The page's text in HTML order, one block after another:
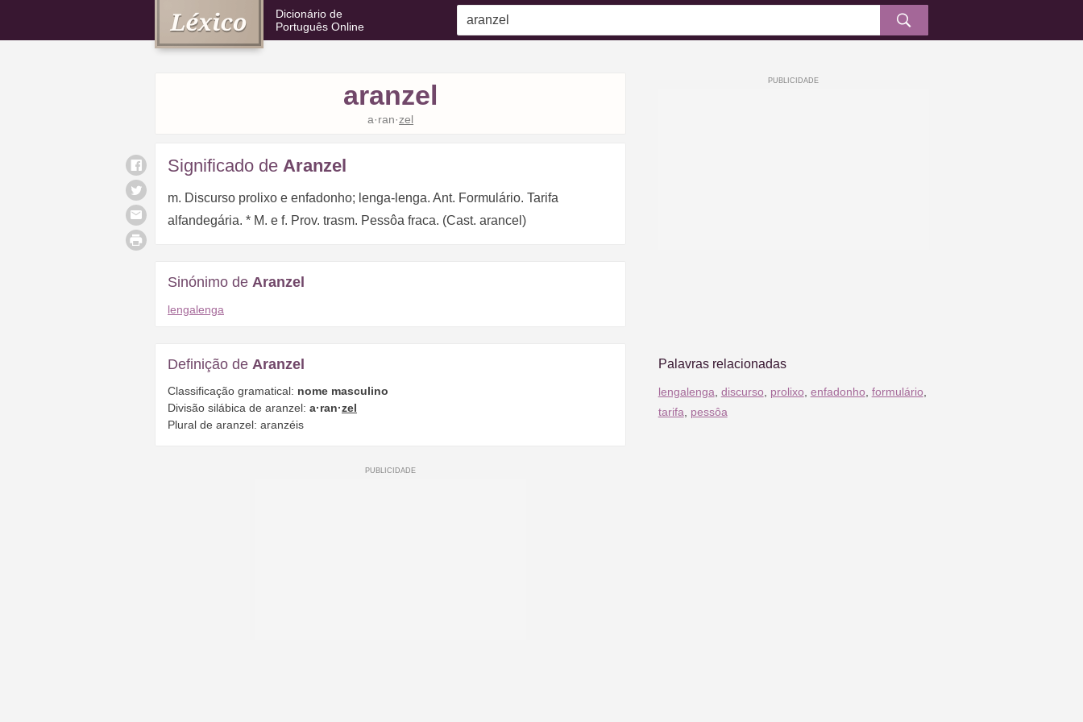
Dicionário de
Português Online
aranzel
a·ran·zel
Significado de Aranzel
m. Discurso prolixo e enfadonho; lenga-lenga. Ant. Formulário. Tarifa
alfandegária. * M. e f. Prov. trasm. Pessôa fraca. (Cast. arancel)
Sinónimo de Aranzel
lengalenga
Definição de Aranzel
Classificação gramatical: nome masculino
Divisão silábica de aranzel: a·ran·zel
Plural de aranzel: aranzéis
Palavras relacionadas
lengalenga discurso, prolixo, enfadonho, formulário,
tarifa
pessôa